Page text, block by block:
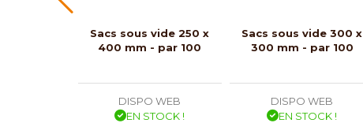
Sacs sous vide 250 x
400 mm - par 100
DISPO WEB
EN STOCK !
Sacs sous vide 300 x
300 mm - par 100
DISPO WEB
EN STOCK !